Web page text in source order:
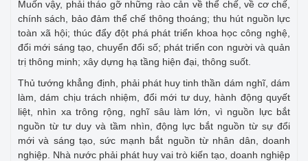
Muốn vậy, phải tháo gỡ những rào cản về thể chế, về cơ chế,
chính sách, bảo đảm thể chế thông thoáng; thu hút nguồn lực
toàn xã hội; thúc đẩy đột phá phát triển khoa học công nghệ,
đổi mới sáng tạo, chuyển đổi số; phát triển con người và quản
trị thông minh; xây dựng hạ tầng hiện đại, thông suốt.
Thủ tướng khẳng định, phải phát huy tinh thần dám nghĩ, dám
làm, dám chịu trách nhiệm, đổi mới tư duy, hành động quyết
liệt, nhìn xa trông rộng, nghĩ sâu làm lớn, vì nguồn lực bắt
nguồn từ tư duy và tầm nhìn, động lực bắt nguồn từ sự đổi
mới và sáng tạo, sức mạnh bắt nguồn từ nhân dân, doanh
nghiệp. Nhà nước phải phát huy vai trò kiến tạo, doanh nghiệp